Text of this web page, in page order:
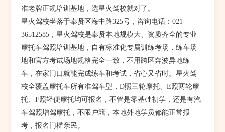
准老牌正规培训基地，选星火驾校就对了。
星火驾校坐落于奉贤区海中路325号，咨询电话：021-
36512585，星火驾校是奉贤本地规模大、资质齐全的专业
摩托车驾照培训基地，自有标准化专属训练考场，练车场
地和官方考试场地规格完全一致，不用跨区奔波异地练
车，在家门口就能完成练车和考试，省心又省时。星火驾
校全覆盖摩托车所有准驾车型，D照三轮摩托、E照两轮摩
托、F照轻便摩托均可报名，不管是零基础初学，还是有汽
车驾照增驾摩托，不限户籍，本地外地学员都能正常报
考，报名门槛亲民。